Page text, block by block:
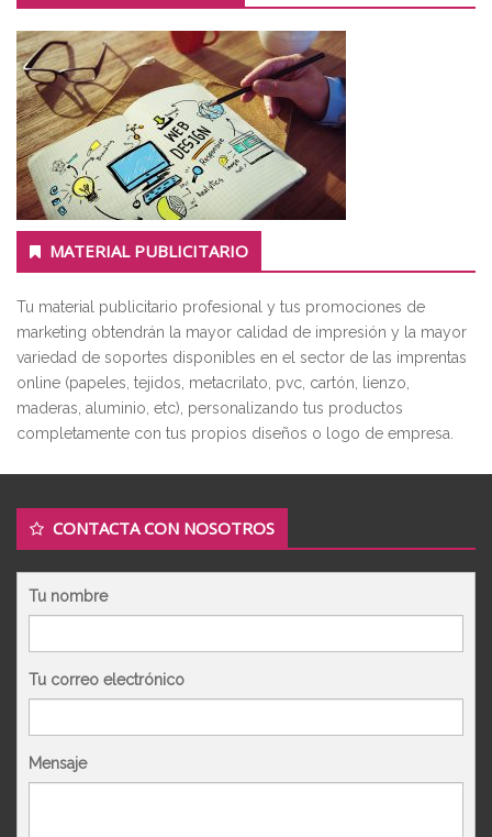
MATERIAL PUBLICITARIO
Tu material publicitario profesional y tus promociones de
marketing obtendrán la mayor calidad de impresión y la mayor
variedad de soportes disponibles en el sector de las imprentas
online (papeles, tejidos, metacrilato, pvc, cartón, lienzo,
maderas, aluminio, etc), personalizando tus productos
completamente con tus propios diseños o logo de empresa.
CONTACTA CON NOSOTROS
Tu nombre
Tu correo electrónico
Mensaje